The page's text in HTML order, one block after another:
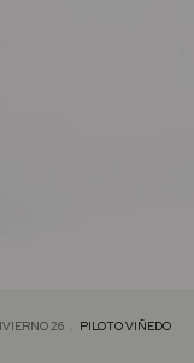
26 . PILOTO VIÑEDO